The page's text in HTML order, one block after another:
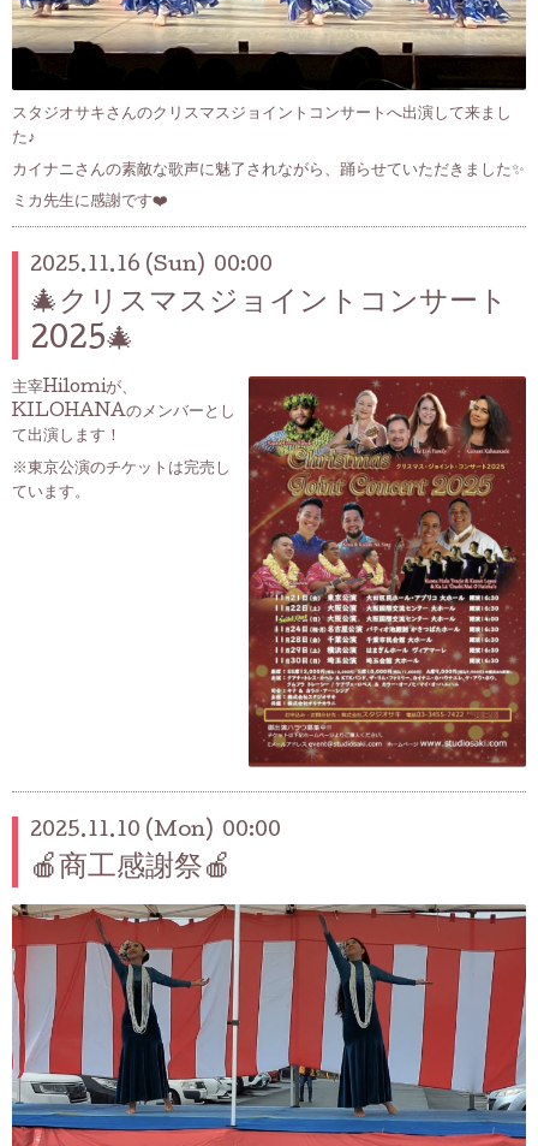
スタジオサキさんのクリスマスジョイントコンサートへ出演して来まし
た♪
カイナニさんの素敵な歌声に魅了されながら、踊らせていただきました✨
ミカ先生に感謝です❤️
2025.11.16 (Sun) 00:00
🎄クリスマスジョイントコンサート
2025🎄
主宰Hilomiが、
KILOHANAのメンバーとし
て出演します！
※東京公演のチケットは完売し
ています。
2025.11.10 (Mon) 00:00
🍎商工感謝祭🍎